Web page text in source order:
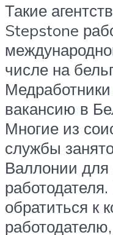
Такие
Stepstone
числе на
вакансию в
Многие из
службы
Валлонии для
обратиться к